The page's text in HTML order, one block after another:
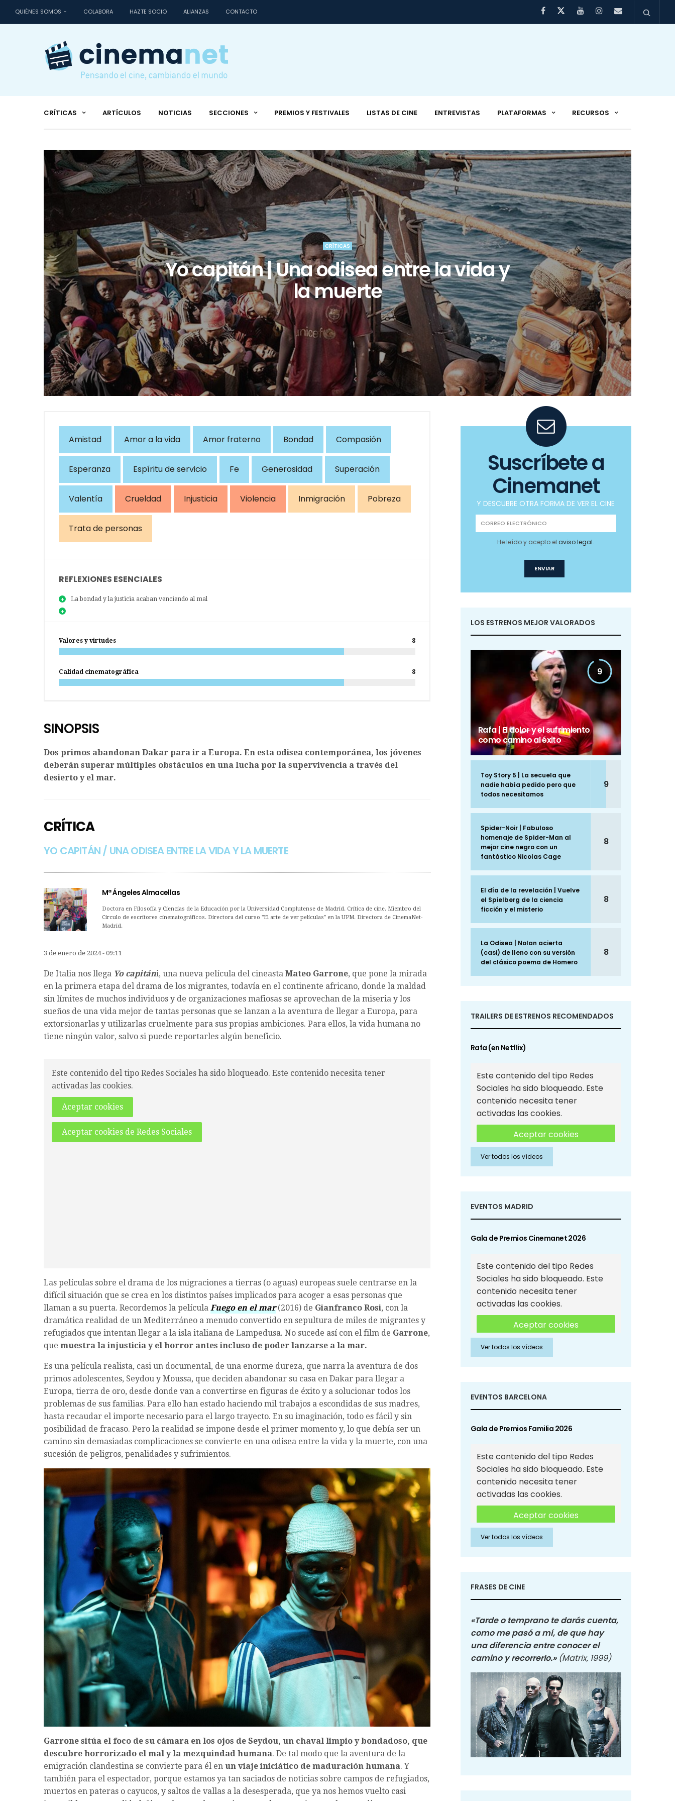
QUIÉNES SOMOS COLABORA HAZTE SOCIO ALIANZAS CONTACTO
CRÍTICAS ARTÍCULOS NOTICIAS SECCIONES PREMIOS Y FESTIVALES LISTAS DE CINE ENTREVISTAS PLATAFORMAS RECURSOS
CRÍTICAS
Yo capitán | Una odisea entre la vida y
la muerte
Amistad Amor a la vida Amor fraterno Bondad Compasión
Esperanza Espíritu de servicio Fe Generosidad Superación
Valentía Crueldad Injusticia Violencia Inmigración Pobreza
Trata de personas
REFLEXIONES ESENCIALES
La bondad y la justicia acaban venciendo al mal
Valores y virtudes 8
Calidad cinematográfica 8
SINOPSIS
Dos primos abandonan Dakar para ir a Europa. En esta odisea contemporánea, los jóvenes
deberán superar múltiples obstáculos en una lucha por la supervivencia a través del
desierto y el mar.
CRÍTICA
YO CAPITÁN / UNA ODISEA ENTRE LA VIDA Y LA MUERTE
Mª Ángeles Almacellas
Doctora en Filosofía y Ciencias de la Educación por la Universidad Complutense de Madrid. Crítica de cine. Miembro del
Círculo de escritores cinematográficos. Directora del curso "El arte de ver películas" en la UPM. Directora de CinemaNet-
Madrid.
3 de enero de 2024 - 09:11
De Italia nos llega Yo capitáni, una nueva película del cineasta Mateo Garrone, que pone la mirada
en la primera etapa del drama de los migrantes, todavía en el continente africano, donde la maldad
sin límites de muchos individuos y de organizaciones mafiosas se aprovechan de la miseria y los
sueños de una vida mejor de tantas personas que se lanzan a la aventura de llegar a Europa, para
extorsionarlas y utilizarlas cruelmente para sus propias ambiciones. Para ellos, la vida humana no
tiene ningún valor, salvo si puede reportarles algún beneficio.
Este contenido del tipo Redes Sociales ha sido bloqueado. Este contenido necesita tener
activadas las cookies.
Aceptar cookies
Aceptar cookies de Redes Sociales
Las películas sobre el drama de los migraciones a tierras (o aguas) europeas suele centrarse en la
difícil situación que se crea en los distintos países implicados para acoger a esas personas que
llaman a su puerta. Recordemos la película Fuego en el mar(2016) de Gianfranco Rosi, con la
dramática realidad de un Mediterráneo a menudo convertido en sepultura de miles de migrantes y
refugiados que intentan llegar a la isla italiana de Lampedusa. No sucede así con el film de Garrone,
que muestra la injusticia y el horror antes incluso de poder lanzarse a la mar.
Es una película realista, casi un documental, de una enorme dureza, que narra la aventura de dos
primos adolescentes, Seydou y Moussa, que deciden abandonar su casa en Dakar para llegar a
Europa, tierra de oro, desde donde van a convertirse en figuras de éxito y a solucionar todos los
problemas de sus familias. Para ello han estado haciendo mil trabajos a escondidas de sus madres,
hasta recaudar el importe necesario para el largo trayecto. En su imaginación, todo es fácil y sin
posibilidad de fracaso. Pero la realidad se impone desde el primer momento y, lo que debía ser un
camino sin demasiadas complicaciones se convierte en una odisea entre la vida y la muerte, con una
sucesión de peligros, penalidades y sufrimientos.
Garrone sitúa el foco de su cámara en los ojos de Seydou, un chaval limpio y bondadoso, que
descubre horrorizado el mal y la mezquindad humana. De tal modo que la aventura de la
emigración clandestina se convierte para él en un viaje iniciático de maduración humana. Y
también para el espectador, porque estamos ya tan saciados de noticias sobre campos de refugiados,
muertos en pateras o cayucos, y saltos de vallas a la desesperada, que ya nos hemos vuelto casi
Suscríbete a
Cinemanet
Y DESCUBRE OTRA FORMA DE VER EL CINE
He leído y acepto elaviso legal.
LOS ESTRENOS MEJOR VALORADOS
9
Rafa | El dolor y el sufrimiento
como camino al éxito
Toy Story 5 | La secuela que
nadie había pedido pero que
todos necesitamos
9
Spider-Noir | Fabuloso
homenaje de Spider-Man al
mejor cine negro con un
fantástico Nicolas Cage
8
El día de la revelación | Vuelve
el Spielberg de la ciencia
ficción y el misterio
8
La Odisea | Nolan acierta
(casi) de lleno con su versión
del clásico poema de Homero
8
TRAILERS DE ESTRENOS RECOMENDADOS
Rafa (en Netflix)
Este contenido del tipo Redes
Sociales ha sido bloqueado. Este
contenido necesita tener
activadas las cookies.
Aceptar cookies
Aceptar cookies de Redes
Sociales
Ver todos los vídeos
EVENTOS MADRID
Gala de Premios Cinemanet 2026
Este contenido del tipo Redes
Sociales ha sido bloqueado. Este
contenido necesita tener
activadas las cookies.
Aceptar cookies
Aceptar cookies de Redes
Sociales
Ver todos los vídeos
EVENTOS BARCELONA
Gala de Premios Familia 2026
Este contenido del tipo Redes
Sociales ha sido bloqueado. Este
contenido necesita tener
activadas las cookies.
Aceptar cookies
Aceptar cookies de Redes
Sociales
Ver todos los vídeos
FRASES DE CINE
«Tarde o temprano te darás cuenta,
como me pasó a mí, de que hay
una diferencia entre conocer el
camino y recorrerlo.» (Matrix, 1999)